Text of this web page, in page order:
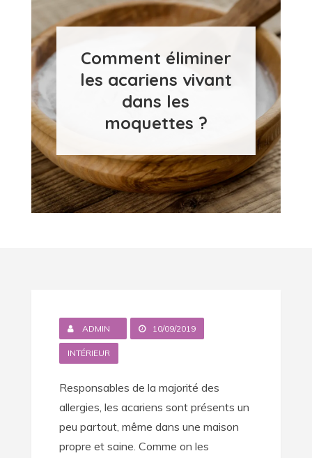
Comment éliminer
les acariens vivant
dans les
moquettes ?
ADMIN 10/09/2019
INTÉRIEUR
Responsables de la majorité des
allergies, les acariens sont présents un
peu partout, même dans une maison
propre et saine. Comme on les